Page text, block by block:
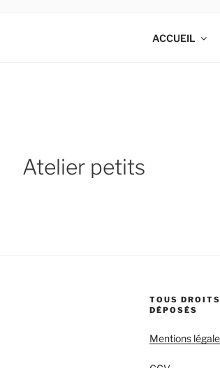
ACCUEIL
Atelier petits
TOUS
DÉPOSÉS
Mentions